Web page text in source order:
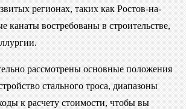
регионах, таких как Ростов-на-
канаты востребованы в строительстве,
рассмотрены основные положения
стального троса, диапазоны
к расчету стоимости, чтобы вы